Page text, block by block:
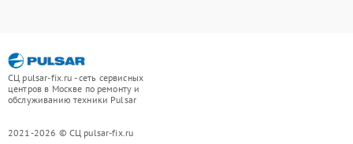
СЦ pulsar-fix.ru - сеть сервисных
центров в Москве по ремонту и
обслуживанию техники Pulsar
2021-2026 © СЦ pulsar-fix.ru